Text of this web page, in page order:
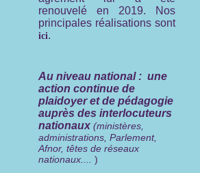
renouvelé en 2019. Nos
principales réalisations sont
ici.
Au niveau national : une
action continue de
plaidoyer et de pédagogie
auprès des interlocuteurs
nationaux (ministères,
administrations, Parlement,
Afnor, têtes de réseaux
nationaux....
)